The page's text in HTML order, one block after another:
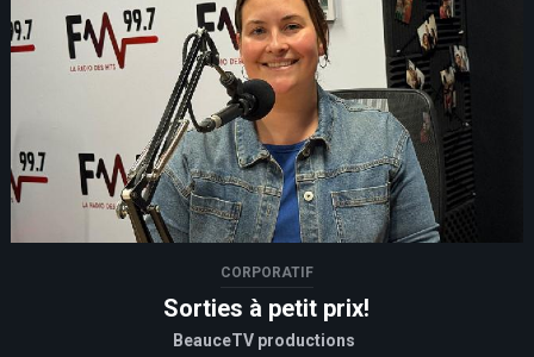
CORPORATIF
Sorties à petit prix!
BeauceTV productions